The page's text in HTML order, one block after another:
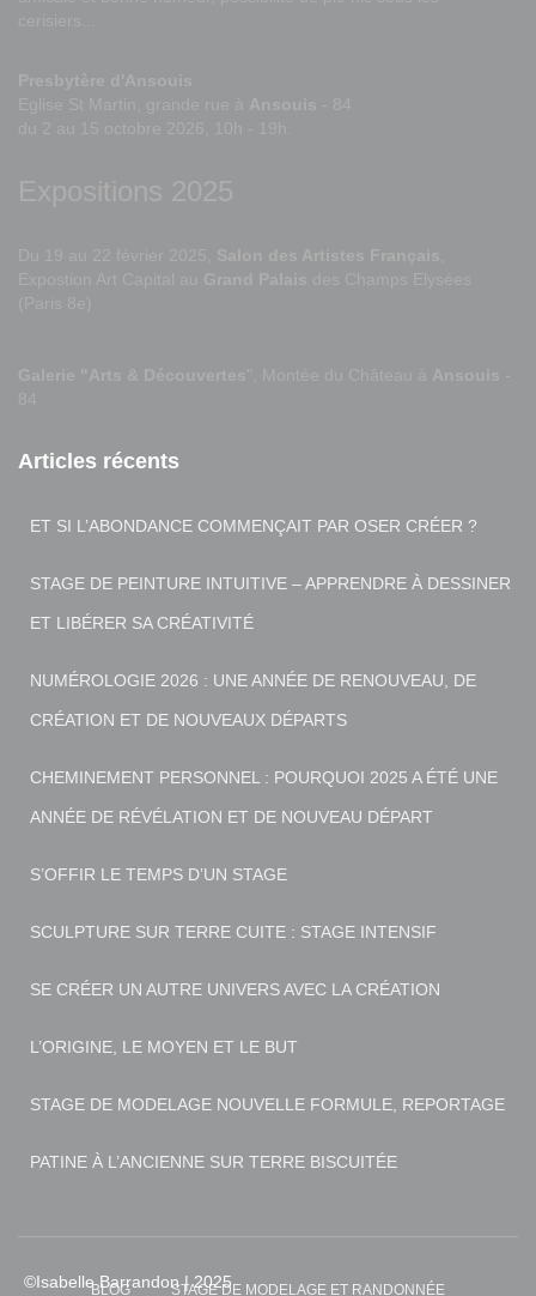
Articles récents
ET SI L’ABONDANCE COMMENÇAIT PAR OSER CRÉER ?
STAGE DE PEINTURE INTUITIVE – APPRENDRE À DESSINER
ET LIBÉRER SA CRÉATIVITÉ
NUMÉROLOGIE 2026 : UNE ANNÉE DE RENOUVEAU, DE
CRÉATION ET DE NOUVEAUX DÉPARTS
CHEMINEMENT PERSONNEL : POURQUOI 2025 A ÉTÉ UNE
ANNÉE DE RÉVÉLATION ET DE NOUVEAU DÉPART
S’OFFIR LE TEMPS D’UN STAGE
SCULPTURE SUR TERRE CUITE : STAGE INTENSIF
SE CRÉER UN AUTRE UNIVERS AVEC LA CRÉATION
L’ORIGINE, LE MOYEN ET LE BUT
STAGE DE MODELAGE NOUVELLE FORMULE, REPORTAGE
PATINE À L’ANCIENNE SUR TERRE BISCUITÉE
BLOG STAGE DE MODELAGE ET RANDONNÉE